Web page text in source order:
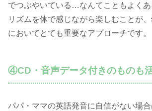
でつぶやいている…なんてこともよく
リズムを体で感じながら楽しむことが
においてとても重要なアプローチです。
④CD・音声データ付きのものも
パパ・ママの英語発音に自信がない場